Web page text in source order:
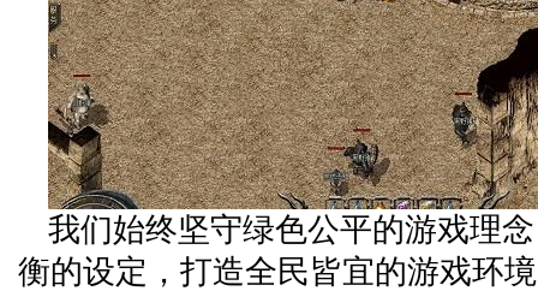
我们始终坚守绿色公平的游戏理
衡的设定，打造全民皆宜的游戏环